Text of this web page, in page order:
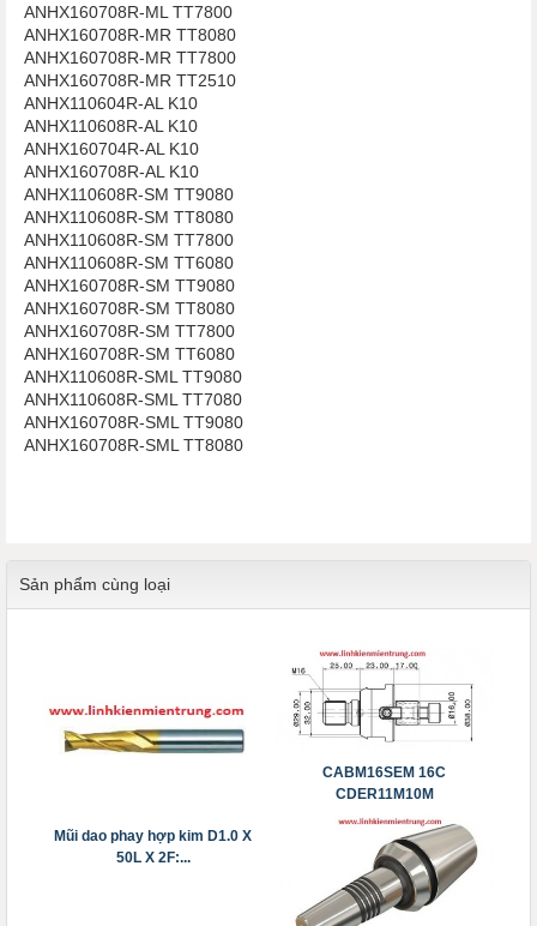
ANHX160708R-ML TT7800
ANHX160708R-MR TT8080
ANHX160708R-MR TT7800
ANHX160708R-MR TT2510
ANHX110604R-AL K10
ANHX110608R-AL K10
ANHX160704R-AL K10
ANHX160708R-AL K10
ANHX110608R-SM TT9080
ANHX110608R-SM TT8080
ANHX110608R-SM TT7800
ANHX110608R-SM TT6080
ANHX160708R-SM TT9080
ANHX160708R-SM TT8080
ANHX160708R-SM TT7800
ANHX160708R-SM TT6080
ANHX110608R-SML TT9080
ANHX110608R-SML TT7080
ANHX160708R-SML TT9080
ANHX160708R-SML TT8080
Sản phẩm cùng loại
Mũi dao phay hợp kim D1.0 X
50L X 2F:...
CABM16SEM 16C
CDER11M10M
CDPER11M12M...